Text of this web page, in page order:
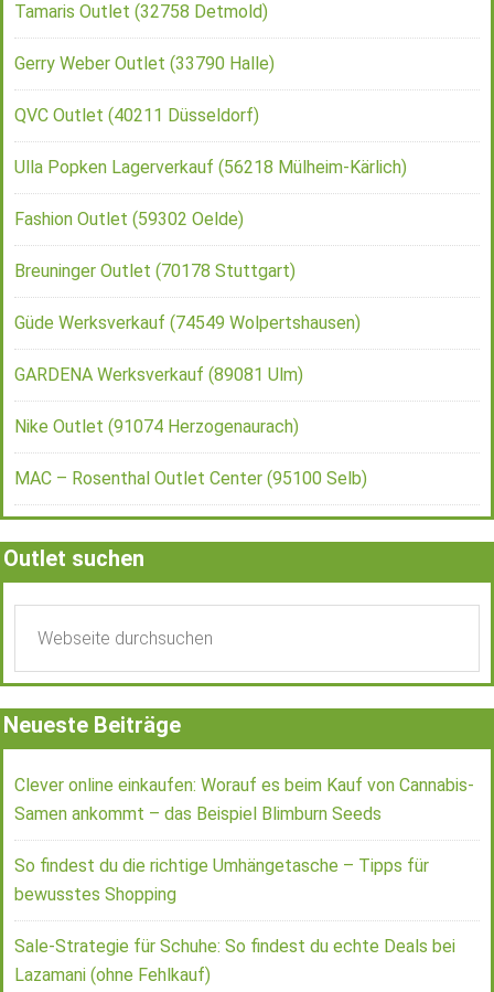
Tamaris Outlet (32758 Detmold)
Gerry Weber Outlet (33790 Halle)
QVC Outlet (40211 Düsseldorf)
Ulla Popken Lagerverkauf (56218 Mülheim-Kärlich)
Fashion Outlet (59302 Oelde)
Breuninger Outlet (70178 Stuttgart)
Güde Werksverkauf (74549 Wolpertshausen)
GARDENA Werksverkauf (89081 Ulm)
Nike Outlet (91074 Herzogenaurach)
MAC – Rosenthal Outlet Center (95100 Selb)
Outlet suchen
Neueste Beiträge
Clever online einkaufen: Worauf es beim Kauf von Cannabis-
Samen ankommt – das Beispiel Blimburn Seeds
So findest du die richtige Umhängetasche – Tipps für
bewusstes Shopping
Sale-Strategie für Schuhe: So findest du echte Deals bei
Lazamani (ohne Fehlkauf)